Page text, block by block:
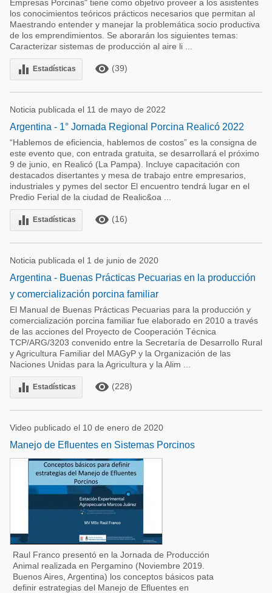
Empresas Porcinas" tiene como objetivo proveer a los asistentes
los conocimientos teóricos prácticos necesarios que permitan al
Maestrando entender y manejar la problemática socio productiva
de los emprendimientos. Se aborarán los siguientes temas:
Caracterizar sistemas de producción al aire li ...
equalizer Estadísticas remove_red_eye (39)
Noticia publicada el 11 de mayo de 2022
Argentina - 1° Jornada Regional Porcina Realicó 2022
“Hablemos de eficiencia, hablemos de costos” es la consigna de
este evento que, con entrada gratuita, se desarrollará el próximo
9 de junio, en Realicó (La Pampa). Incluye capacitación con
destacados disertantes y mesa de trabajo entre empresarios,
industriales y pymes del sector El encuentro tendrá lugar en el
Predio Ferial de la ciudad de Realic&oa ...
equalizer Estadísticas remove_red_eye (16)
Noticia publicada el 1 de junio de 2020
Argentina - Buenas Prácticas Pecuarias en la producción
y comercialización porcina familiar
El Manual de Buenas Prácticas Pecuarias para la producción y
comercialización porcina familiar fue elaborado en 2010 a través
de las acciones del Proyecto de Cooperación Técnica
TCP/ARG/3203 convenido entre la Secretaría de Desarrollo Rural
y Agricultura Familiar del MAGyP y la Organización de las
Naciones Unidas para la Agricultura y la Alim ...
equalizer Estadísticas remove_red_eye (228)
Video publicado el 10 de enero de 2020
Manejo de Efluentes en Sistemas Porcinos
Raul Franco presentó en la Jornada de Producción
Animal realizada en Pergamino (Noviembre 2019.
Buenos Aires, Argentina) los conceptos básicos pata
definir estrategias del Manejo de Efluentes en